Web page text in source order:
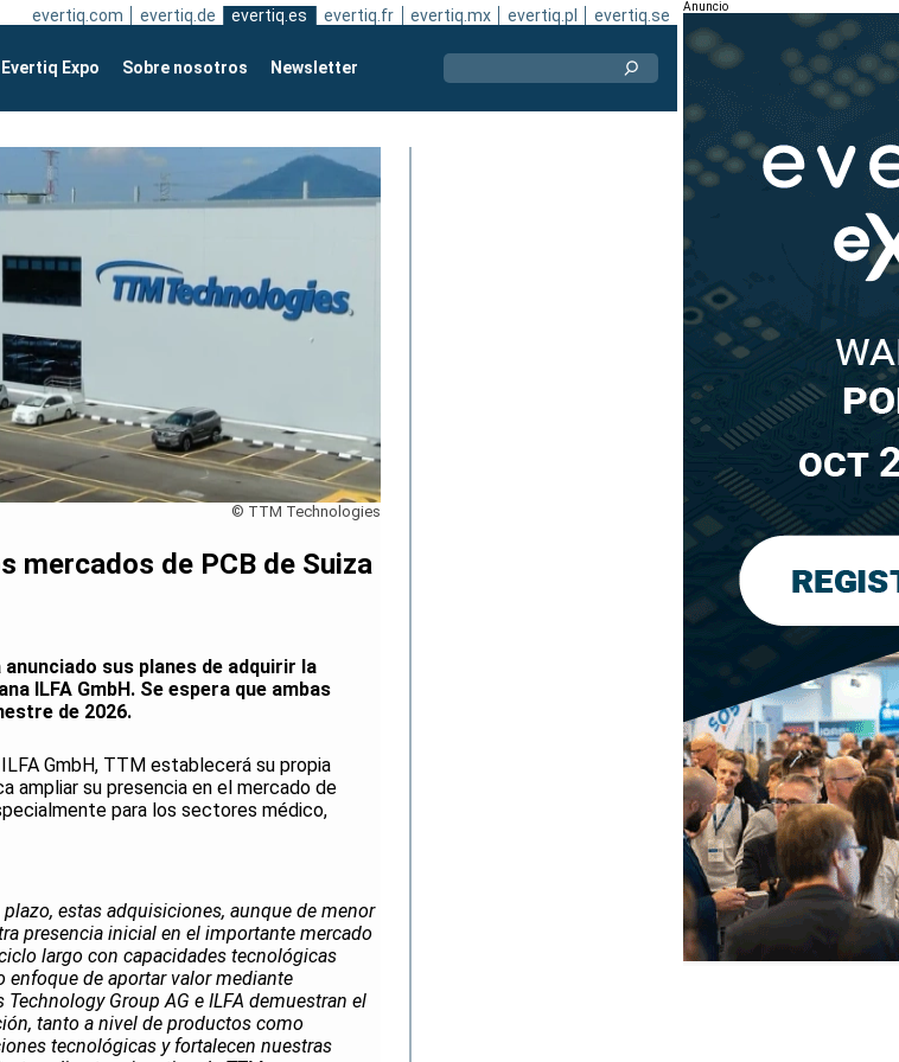
evertiq.com evertiq.de evertiq.es evertiq.fr evertiq.mx evertiq.pl evertiq.se
Evertiq Expo Sobre nosotros Newsletter
© TTM Technologies
mercados de PCB de Suiza
sus planes de adquirir la
ILFA GmbH. Se espera que ambas
de 2026.
GmbH, TTM establecerá su propia
ampliar su presencia en el mercado de
para los sectores médico,
estas adquisiciones, aunque de menor
presencia inicial en el importante mercado
largo con capacidades tecnológicas
enfoque de aportar valor mediante
Group AG e ILFA demuestran el
tanto a nivel de productos como
tecnológicas y fortalecen nuestras
Anuncio